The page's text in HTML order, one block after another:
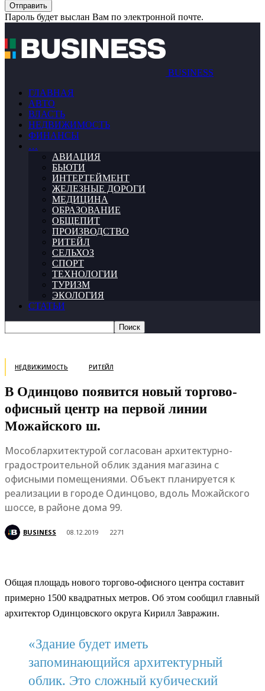
Пароль будет выслан Вам по электронной почте.
BUSINESS
ГЛАВНАЯ
АВТО
ВЛАСТЬ
НЕДВИЖИМОСТЬ
ФИНАНСЫ
…
АВИАЦИЯ
БЬЮТИ
ИНТЕРТЕЙМЕНТ
ЖЕЛЕЗНЫЕ ДОРОГИ
МЕДИЦИНА
ОБРАЗОВАНИЕ
ОБЩЕПИТ
ПРОИЗВОДСТВО
РИТЕЙЛ
СЕЛЬХОЗ
СПОРТ
ТЕХНОЛОГИИ
ТУРИЗМ
ЭКОЛОГИЯ
СТАТЬИ
НЕДВИЖИМОСТЬ РИТЕЙЛ
В Одинцово появится новый торгово-
офисный центр на первой линии
Можайского ш.
Мособлархитектурой согласован архитектурно-
градостроительной облик здания магазина с
офисными помещениями. Объект планируется к
реализации в городе Одинцово, вдоль Можайского
шоссе, в районе дома 99.
BUSINESS 08.12.2019 2271
Общая площадь нового торгово-офисного центра составит
примерно 1500 квадратных метров. Об этом сообщил главный
архитектор Одинцовского округа Кирилл Завражин.
«Здание будет иметь
запоминающийся архитектурный
облик. Это сложный кубический